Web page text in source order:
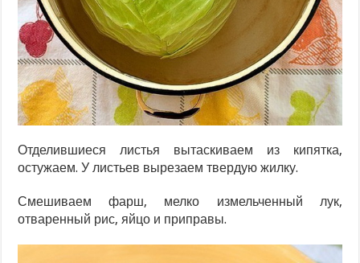
Отделившиеся листья вытаскиваем из кипятка,
остужаем. У листьев вырезаем твердую жилку.
Смешиваем фарш, мелко измельченный лук,
отваренный рис, яйцо и приправы.